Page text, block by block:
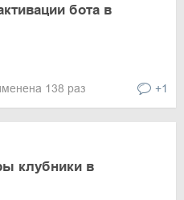
бота в
138 раз +1
клубники в